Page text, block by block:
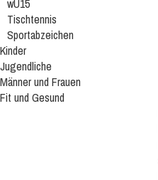
wU15
Tischtennis
Sportabzeichen
Kinder
Jugendliche
Männer und Frauen
Fit und Gesund